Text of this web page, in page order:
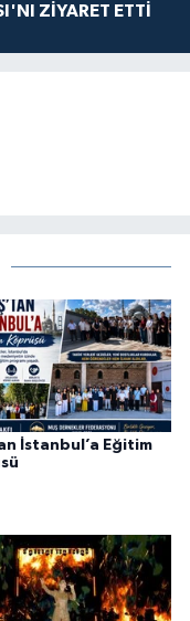
ZİYARET ETTİ
İstanbul’a Eğitim